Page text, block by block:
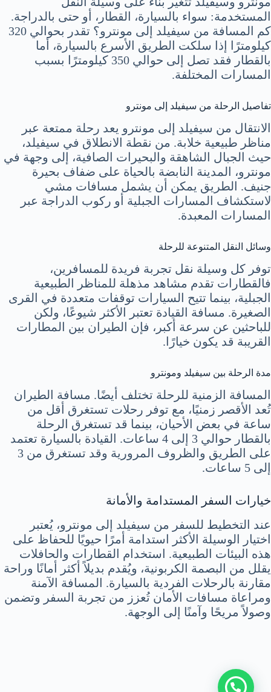
المستخدمة: سواء بالسيارة، القطار، أو حتى بالدراجة.
كم المسافة من سيفيلد إلى مونترو؟ تقدر بحوالي 320
كيلومترًا إذا سلكت الطريق الأسرع بالسيارة، أما
بالقطار فقد تصل إلى حوالي 350 كيلومترًا بسبب
المسارات المختلفة.
تفاصيل الرحلة من سيفيلد إلى مونترو
الانتقال من سيفيلد إلى مونترو يعد رحلة ممتعة عبر
مناظر طبيعية خلابة. من نقطة الانطلاق في سيفيلد،
حيث الجبال الشاهقة والبحيرات الصافية، إلى وجهة في
مونترو، المدينة النابضة بالحياة على ضفاف بحيرة
جنيف. الطريق يمكن أن يشمل مسافات مشي
لاستكشاف المسارات الجبلية أو ركوب الدراجة عبر
المسارات المعبدة.
وسائل النقل المتنوعة للرحلة
توفر كل وسيلة نقل تجربة فريدة للمسافرين،
فالقطارات تقدم مشاهد مذهلة للمناظر الطبيعية
الجبلية، بينما تتيح السيارات توقفات متعددة في القرى
الصغيرة. مسافة القيادة تعتبر الأكثر شيوعًا، ولكن
للباحثين عن سرعة أكبر، فإن الطيران بين المطارات
القريبة قد يكون خيارًا.
مدة الرحلة بين سيفيلد ومونترو
المسافة الزمنية للرحلة تختلف أيضًا. مسافة الطيران
تُعد الأقصر زمنيًا، مع توفر رحلات تستغرق أقل من
ساعة في بعض الأحيان، بينما قد تستغرق الرحلة
بالقطار حوالي 3 إلى 4 ساعات. القيادة بالسيارة تعتمد
على الطريق والظروف المرورية وقد تستغرق من 3
إلى 5 ساعات.
خيارات السفر المستدامة والأمانة
عند التخطيط للسفر من سيفيلد إلى مونترو، يُعتبر
اختيار الوسيلة الأكثر استدامة أمرًا حيويًا للحفاظ على
هذه البيئات الطبيعية. استخدام القطارات والحافلات
يقلل من البصمة الكربونية، ويُقدم بديلاً أكثر أمانًا وراحة
مقارنة بالرحلات الفردية بالسيارة. المسافة الآمنة
ومراعاة مسافات الأمان تُعزز من تجربة السفر وتضمن
وصولاً مريحًا وآمنًا إلى الوجهة.